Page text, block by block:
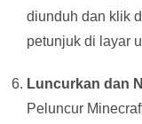
diunduh dan klik
petunjuk di layar
Luncurkan dan
Peluncur